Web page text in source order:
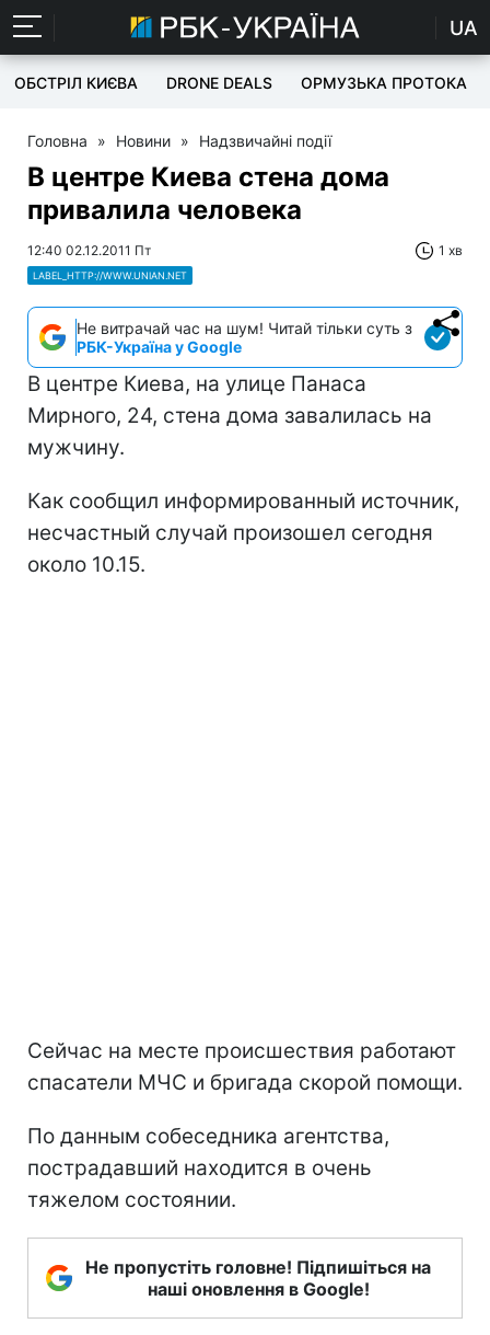
UA
ОБСТРІЛ КИЄВА DRONE DEALS ОРМУЗЬКА ПРОТОКА
Головна » Новини » Надзвичайні події
В центре Киева стена дома
привалила человека
12:40 02.12.2011 Пт 1 хв
LABEL_HTTP://WWW.UNIAN.NET
Не витрачай час на шум! Читай тільки суть з
РБК-Україна у Google
В центре Киева, на улице Панаса
Мирного, 24, стена дома завалилась на
мужчину.
Как сообщил информированный источник,
несчастный случай произошел сегодня
около 10.15.
Сейчас на месте происшествия работают
спасатели МЧС и бригада скорой помощи.
По данным собеседника агентства,
пострадавший находится в очень
тяжелом состоянии.
Не пропустіть головне! Підпишіться на
наші оновлення в Google!